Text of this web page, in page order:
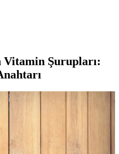
Vitamin Şurupları: